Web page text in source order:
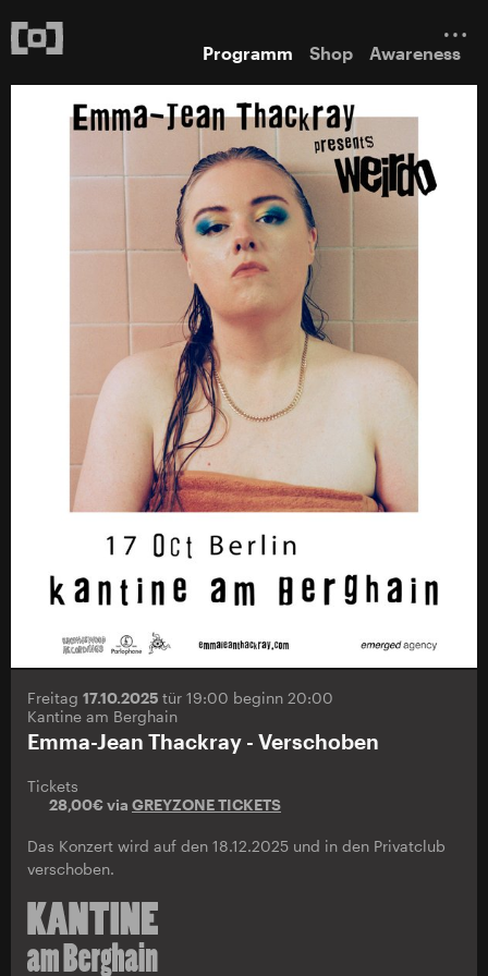
Programm Shop Awareness
Freitag 17.10.2025 tür 19:00 beginn 20:00
Kantine am Berghain
Emma-Jean Thackray - Verschoben
Tickets
28,00€ via GREYZONE TICKETS
Das Konzert wird auf den 18.12.2025 und in den Privatclub
verschoben.